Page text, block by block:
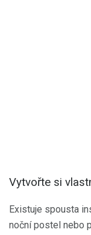
Vytvořte si
Existuje spousta
noční postel nebo